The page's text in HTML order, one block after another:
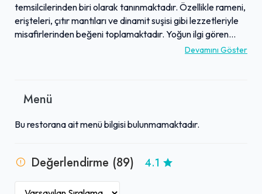
temsilcilerinden biri olarak tanınmaktadır. Özellikle rameni,
erişteleri, çıtır mantıları ve dinamit suşisi gibi lezzetleriyle
misafirlerinden beğeni toplamaktadır. Yoğun ilgi gören
dana ramenleri ve lezzetli erişteleri, birçok kişinin damak
karşılamaktadır. Sunduğu yemeklerle birçok misafirin Uzak
olarak beğenildiği görülmektedir.
Devamını Göster
Menü
Bu restorana ait menü bilgisi bulunmamaktadır.
Değerlendirme (89) 4.1